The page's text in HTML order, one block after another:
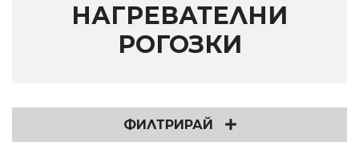
НАГРЕВАТЕЛНИ
РОГОЗКИ
ФИЛТРИРАЙ